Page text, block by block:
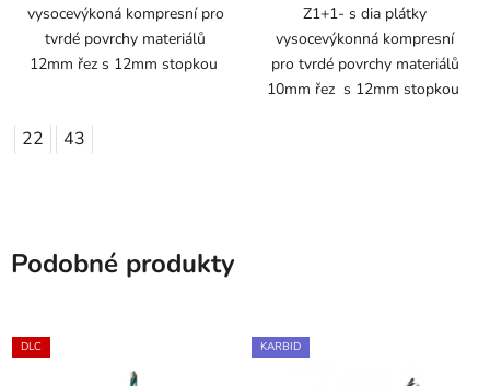
vysocevýkoná kompresní pro
tvrdé povrchy materiálů
12mm řez s 12mm stopkou
22 43
Z1+1- s dia plátky
vysocevýkonná kompresní
pro tvrdé povrchy materiálů
10mm řez s 12mm stopkou
Podobné produkty
DLC KARBID